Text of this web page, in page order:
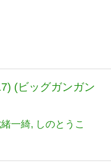
(ビッグガンガン
一綺 しのとうこ